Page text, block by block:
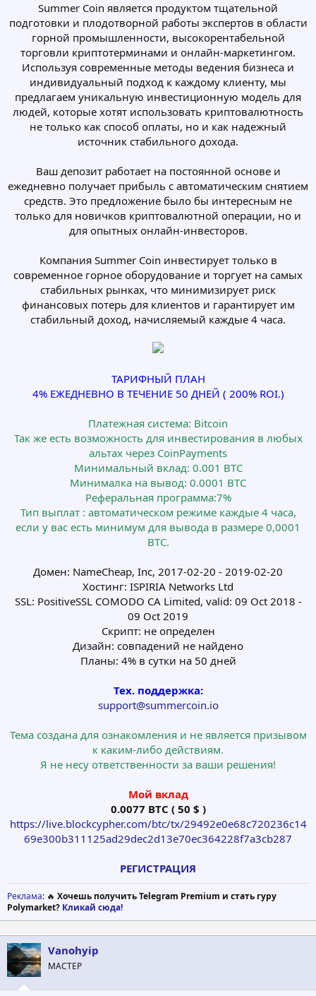
Summer Coin является продуктом тщательной
подготовки и плодотворной работы экспертов в области
горной промышленности, высокорентабельной
торговли криптотерминами и онлайн-маркетингом.
Используя современные методы ведения бизнеса и
индивидуальный подход к каждому клиенту, мы
предлагаем уникальную инвестиционную модель для
людей, которые хотят использовать криптовалютность
не только как способ оплаты, но и как надежный
источник стабильного дохода.
Ваш депозит работает на постоянной основе и
ежедневно получает прибыль с автоматическим снятием
средств. Это предложение было бы интересным не
только для новичков криптовалютной операции, но и
для опытных онлайн-инвесторов.
Компания Summer Coin инвестирует только в
современное горное оборудование и торгует на самых
стабильных рынках, что минимизирует риск
финансовых потерь для клиентов и гарантирует им
стабильный доход, начисляемый каждые 4 часа.
ТАРИФНЫЙ ПЛАН
4% ЕЖЕДНЕВНО В ТЕЧЕНИЕ 50 ДНЕЙ ( 200% ROI.)
Платежная система: Bitcoin
Так же есть возможность для инвестирования в любых
альтах через CoinPayments
Минимальный вклад: 0.001 BTC
Минималка на вывод: 0.0001 BTC
Pеферальная программа:7%
Тип выплат : автоматическом режиме каждые 4 часа,
если у вас есть минимум для вывода в размере 0,0001
BTC.
Домен: NameCheap, Inc, 2017-02-20 - 2019-02-20
Хостинг: ISPIRIA Networks Ltd
SSL: PositiveSSL COMODO CA Limited, valid: 09 Oct 2018 -
09 Oct 2019
Скрипт: не определен
Дизайн: совпадений не найдено
Планы: 4% в сутки на 50 дней
Тех. поддержка:
support@summercoin.io
Тема создана для ознакомления и не является призывом
к каким-либо действиям.
Я не несу ответственности за ваши решения!
Мой вклад
0.0077 BTC ( 50 $ )
https://live.blockcypher.com/btc/tx/29492e0e68c720236c14
69e300b311125ad29dec2d13e70ec364228f7a3cb287
РЕГИСТРАЦИЯ
Реклама: 🔥 Хочешь получить Telegram Premium и стать гуру
Polymarket? Кликай сюда!
Vanohyip
МАСТЕР